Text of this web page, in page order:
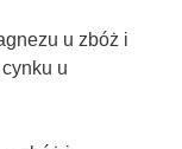
u zbóż i
u